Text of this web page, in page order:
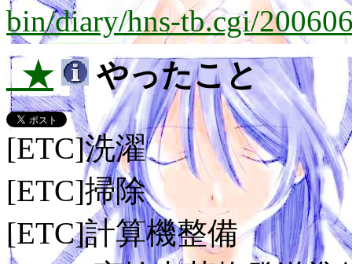
bin/diary/hns-tb.cgi/
_★ やったこと
[ETC]洗濯
[ETC]掃除
[ETC]計算機整備